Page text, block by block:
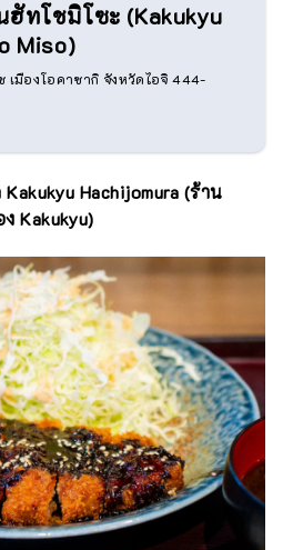
ทโชมิโซะ (Kakukyu
Miso)
เมืองโอคาซากิ จังหวัดไอจิ 444-
Hachijomura (ร้าน
Kakukyu)